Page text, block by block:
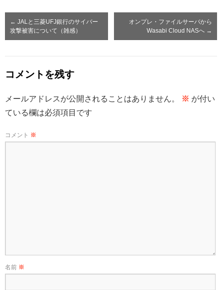
← JALと三菱UFJ銀行のサイバー
攻撃被害について（雑感）
オンプレ・ファイルサーバから
Wasabi Cloud NASへ →
コメントを残す
メールアドレスが公開されることはありません。 ※ が付い
ている欄は必須項目です
コメント ※
名前 ※